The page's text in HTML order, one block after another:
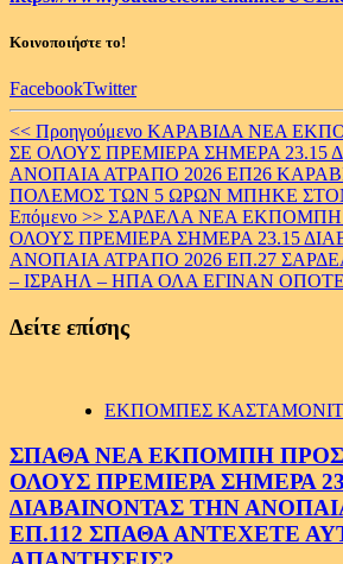
Κοινοποιήστε το!
FacebookTwitter
Continue
Reading
<< Προηγούμενο ΚΑΡΑΒΙΔΑ ΝΕΑ
ΣΕ ΟΛΟΥΣ ΠΡΕΜΙΕΡΑ ΣΗΜΕΡΑ 23.15
ΑΝΟΠΑΙΑ ΑΤΡΑΠΟ 2026 ΕΠ26
ΠΟΛΕΜΟΣ ΤΩΝ 5 ΩΡΩΝ ΜΠΗΚΕ
Επόμενο >> ΣΑΡΔΕΛΑ ΝΕΑ ΕΚΠΟΜΠΗ
ΟΛΟΥΣ ΠΡΕΜΙΕΡΑ ΣΗΜΕΡΑ 23.15
ΑΝΟΠΑΙΑ ΑΤΡΑΠΟ 2026 ΕΠ.27
– ΙΣΡΑΗΛ – ΗΠΑ ΟΛΑ ΕΓΙΝΑΝ
Δείτε επίσης
ΕΚΠΟΜΠΕΣ
ΣΠΑΘΑ ΝΕΑ ΕΚΠΟΜΠΗ
ΟΛΟΥΣ ΠΡΕΜΙΕΡΑ ΣΗΜΕΡΑ
ΔΙΑΒΑΙΝΟΝΤΑΣ ΤΗΝ
ΕΠ.112 ΣΠΑΘΑ ΑΝΤΕΧΕΤΕ